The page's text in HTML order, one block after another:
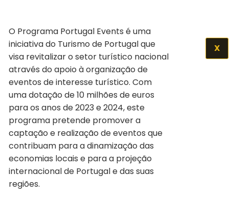
X
O Programa Portugal Events é uma
iniciativa do Turismo de Portugal que
visa revitalizar o setor turístico nacional
através do apoio à organização de
eventos de interesse turístico. Com
uma dotação de 10 milhões de euros
para os anos de 2023 e 2024, este
programa pretende promover a
captação e realização de eventos que
contribuam para a dinamização das
economias locais e para a projeção
internacional de Portugal e das suas
regiões.